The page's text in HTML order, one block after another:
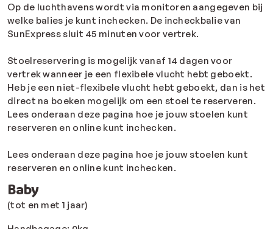
Op de luchthavens wordt via monitoren aangegeven bij
welke balies je kunt inchecken. De incheckbalie van
SunExpress sluit 45 minuten voor vertrek.
Stoelreservering is mogelijk vanaf 14 dagen voor
vertrek wanneer je een flexibele vlucht hebt geboekt.
Heb je een niet-flexibele vlucht hebt geboekt, dan is het
direct na boeken mogelijk om een stoel te reserveren.
Lees onderaan deze pagina hoe je jouw stoelen kunt
reserveren en online kunt inchecken.
Lees onderaan deze pagina hoe je jouw stoelen kunt
reserveren en online kunt inchecken.
Baby
(tot en met 1 jaar)